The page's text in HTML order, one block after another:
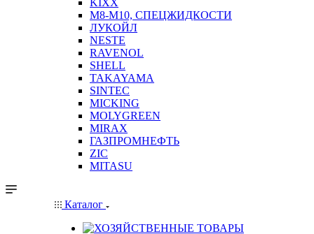
KIXX
М8-М10, СПЕЦЖИДКОСТИ
ЛУКОЙЛ
NESTE
RAVENOL
SHELL
TAKAYAMA
SINTEC
MICKING
MOLYGREEN
MIRAX
ГАЗПРОМНЕФТЬ
ZIC
MITASU
Каталог